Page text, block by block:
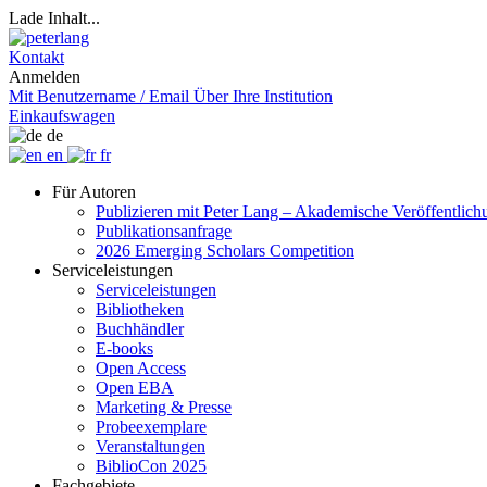
Lade Inhalt...
Kontakt
Anmelden
Mit Benutzername / Email Über Ihre Institution
Einkaufswagen
de
en
fr
Für Autoren
Publizieren mit Peter Lang – Akademische
Publikationsanfrage
2026 Emerging Scholars Competition
Serviceleistungen
Serviceleistungen
Bibliotheken
Buchhändler
E-books
Open Access
Open EBA
Marketing & Presse
Probeexemplare
Veranstaltungen
BiblioCon 2025